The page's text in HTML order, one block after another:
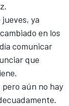
ya
en los
comunicar
que
aún no hay